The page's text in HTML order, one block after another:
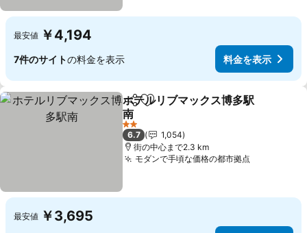
最安値 ￥4,194
7件のサイトの料金を表示 料金を表示
シェアお気に入りに追加
ホテルリブマックス博多駅
南
2 ホテルのランク
6.7
1,054
街の中心まで2.3 km
モダンで手頃な価格の都市拠点
最安値 ￥3,695